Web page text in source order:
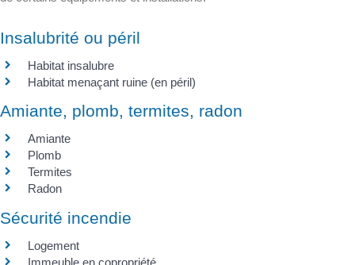
Insalubrité ou péril
Habitat insalubre
Habitat menaçant ruine (en péril)
Amiante, plomb, termites, radon
Amiante
Plomb
Termites
Radon
Sécurité incendie
Logement
Immeuble en copropriété